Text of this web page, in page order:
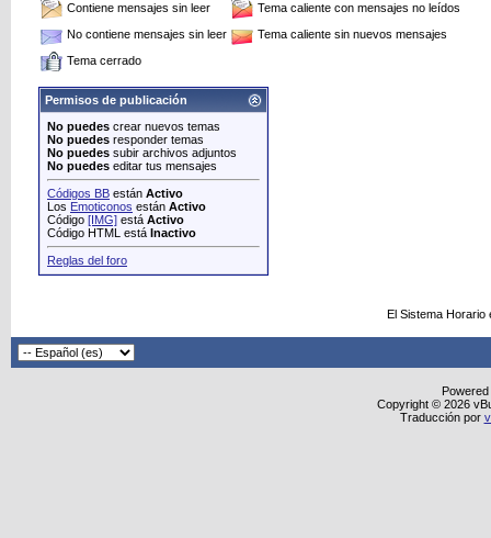
Contiene mensajes sin leer
Tema caliente con mensajes no leídos
No contiene mensajes sin leer
Tema caliente sin nuevos mensajes
Tema cerrado
Permisos de publicación
No puedes crear nuevos temas
No puedes responder temas
No puedes subir archivos adjuntos
No puedes editar tus mensajes
Códigos BB están Activo
Los Emoticonos están Activo
Código [IMG] está Activo
Código HTML está Inactivo
Reglas del foro
El Sistema
Copyright © 2026
Traducción por